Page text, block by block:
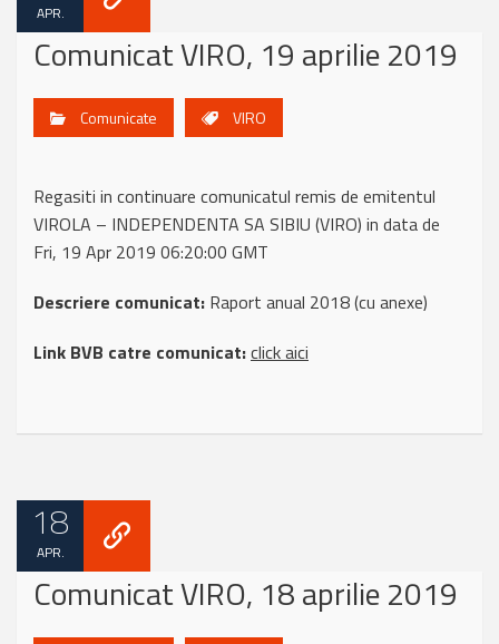
APR.
Comunicat VIRO, 19 aprilie 2019
Comunicate VIRO
Regasiti in continuare comunicatul remis de emitentul
VIROLA – INDEPENDENTA SA SIBIU (VIRO) in data de
Fri, 19 Apr 2019 06:20:00 GMT
Descriere comunicat: Raport anual 2018 (cu anexe)
Link BVB catre comunicat:click aici
18
APR.
Comunicat VIRO, 18 aprilie 2019